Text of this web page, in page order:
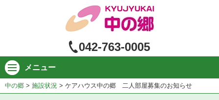
本
文
へ
042-763-0005
メニュー
中の郷 > 施設状況 > ケアハウス中の郷 二人部屋募集のお知らせ